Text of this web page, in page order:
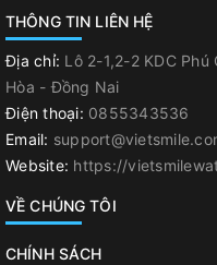
THÔNG TIN LIÊN HỆ
Địa chỉ: Lô 2-1,2-2 KDC Phú
Hòa - Đồng Nai
Điện thoại: 0855343536
Email:
Website: https://
VỀ CHÚNG TÔI
CHÍNH SÁCH